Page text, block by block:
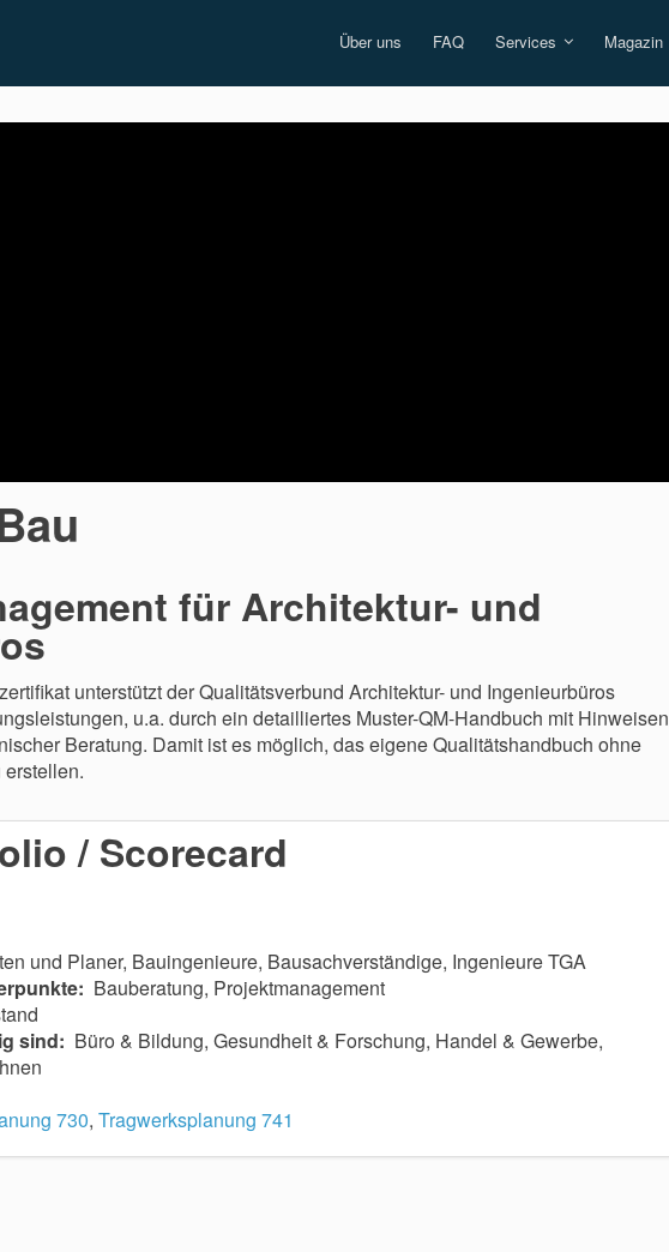
Über uns FAQ Services Magazin
für Architektur- und
unterstützt der Qualitätsverbund Architektur- und Ingenieurbüros
u.a. durch ein detailliertes Muster-QM-Handbuch mit Hinweisen
Beratung. Damit ist es möglich, das eigene Qualitätshandbuch ohne
/ Scorecard
und Planer, Bauingenieure, Bausachverständige, Ingenieure TGA
Bauberatung, Projektmanagement
sind: Büro & Bildung, Gesundheit & Forschung, Handel & Gewerbe,
730, Tragwerksplanung 741